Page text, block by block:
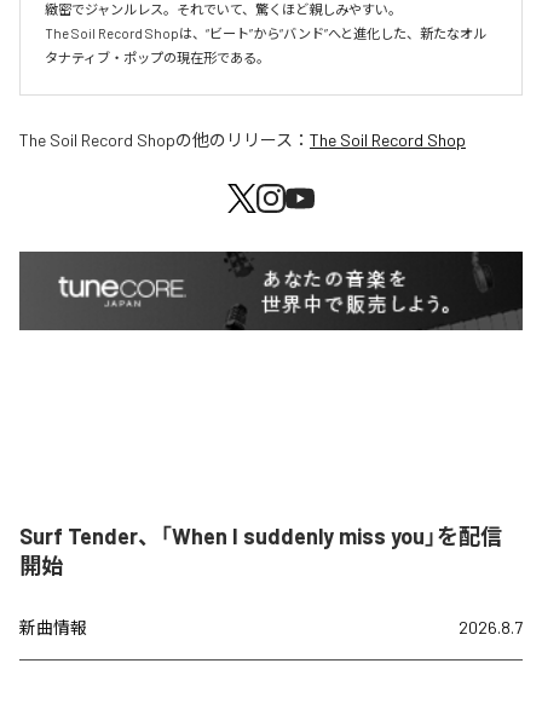
緻密でジャンルレス。それでいて、驚くほど親しみやすい。
The Soil Record Shopは、“ビート”から“バンド”へと進化した、新たなオル
タナティブ・ポップの現在形である。
The Soil Record Shopの他のリリース： The Soil Record Shop
Surf Tender、「When I suddenly miss you」を配信
開始
新曲情報 2026.8.7